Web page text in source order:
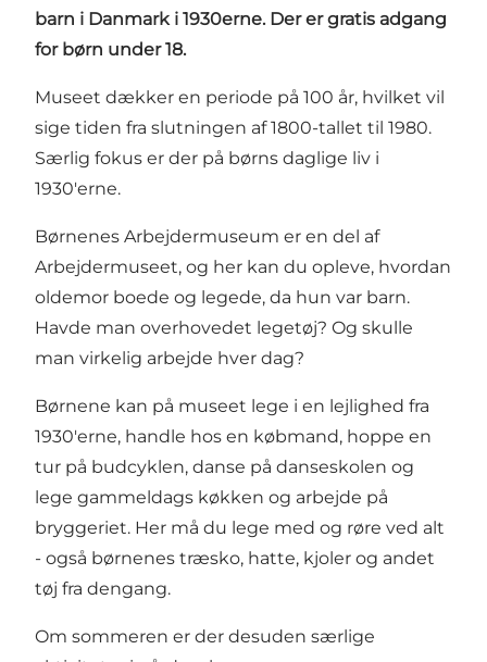
barn i Danmark i 1930erne. Der er gratis adgang
for børn under 18.
Museet dækker en periode på 100 år, hvilket vil
sige tiden fra slutningen af 1800-tallet til 1980.
Særlig fokus er der på børns daglige liv i
1930'erne.
Børnenes Arbejdermuseum er en del af
Arbejdermuseet, og her kan du opleve, hvordan
oldemor boede og legede, da hun var barn.
Havde man overhovedet legetøj? Og skulle
man virkelig arbejde hver dag?
Børnene kan på museet lege i en lejlighed fra
1930'erne, handle hos en købmand, hoppe en
tur på budcyklen, danse på danseskolen og
lege gammeldags køkken og arbejde på
bryggeriet. Her må du lege med og røre ved alt
- også børnenes træsko, hatte, kjoler og andet
tøj fra dengang.
Om sommeren er der desuden særlige